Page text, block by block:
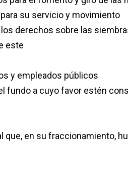
su servicio y movimiento
derechos sobre las
este
y empleados públicos
fundo a cuyo favor estén
que, en su fraccionamiento,